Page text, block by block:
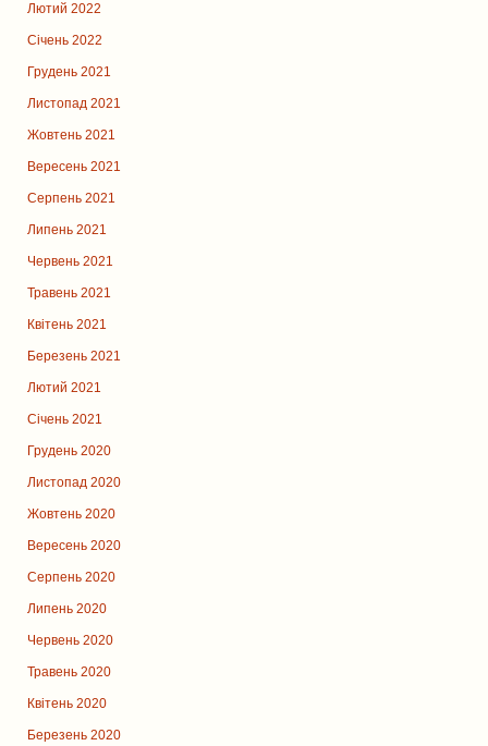
Лютий 2022
Січень 2022
Грудень 2021
Листопад 2021
Жовтень 2021
Вересень 2021
Серпень 2021
Липень 2021
Червень 2021
Травень 2021
Квітень 2021
Березень 2021
Лютий 2021
Січень 2021
Грудень 2020
Листопад 2020
Жовтень 2020
Вересень 2020
Серпень 2020
Липень 2020
Червень 2020
Травень 2020
Квітень 2020
Березень 2020